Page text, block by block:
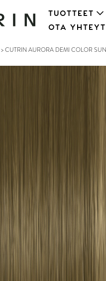
TUOTTEET
OTA
>CUTRIN AURORA DEMI COLOR